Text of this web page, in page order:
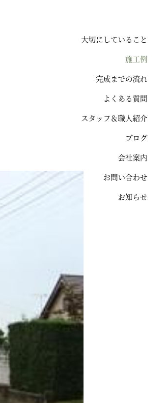
大切にしていること
施工例
完成までの流れ
よくある質問
スタッフ＆職人紹介
ブログ
会社案内
お問い合わせ
お知らせ